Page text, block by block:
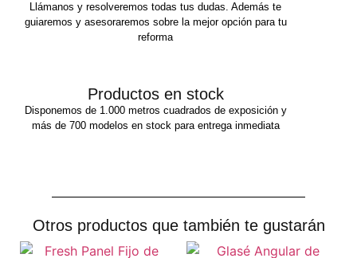
Llámanos y resolveremos todas tus dudas. Además te
guiaremos y asesoraremos sobre la mejor opción para tu
reforma
Productos en stock
Disponemos de 1.000 metros cuadrados de exposición y
más de 700 modelos en stock para entrega inmediata
Otros productos que también te gustarán